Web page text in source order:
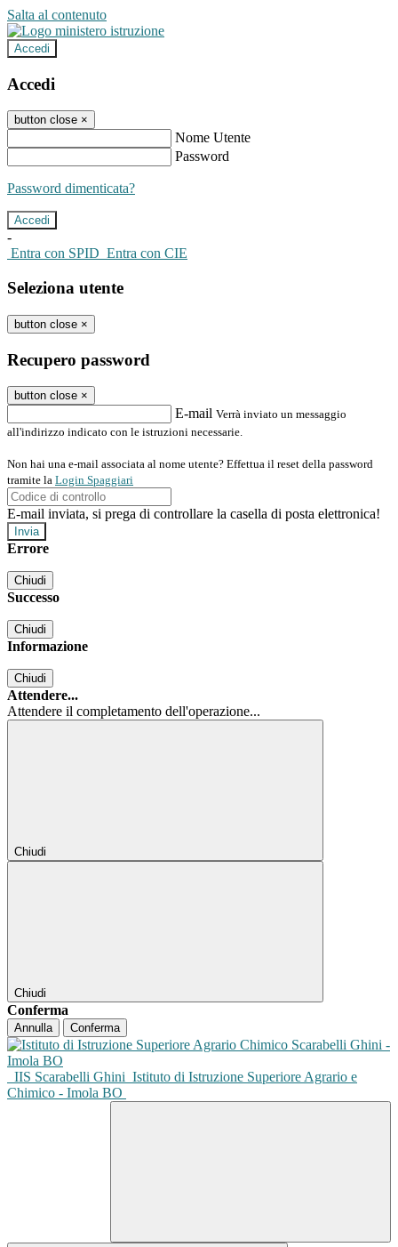
Salta al contenuto
Accedi
Accedi
button close ×
Nome Utente
Password
Password dimenticata?
-
Entra con SPID Entra con CIE
Seleziona utente
button close ×
Recupero password
button close ×
E-mail Verrà inviato un messaggio
all'indirizzo indicato con le istruzioni necessarie.
Non hai una e-mail associata al nome utente? Effettua il reset della password
tramite la Login Spaggiari
E-mail inviata, si prega di controllare la casella di posta elettronica!
Errore
Chiudi
Successo
Chiudi
Informazione
Chiudi
Attendere...
Attendere il completamento dell'operazione...
Chiudi
Chiudi
Conferma
Annulla Conferma
IIS Scarabelli Ghini Istituto di Istruzione Superiore Agrario e
Chimico - Imola BO